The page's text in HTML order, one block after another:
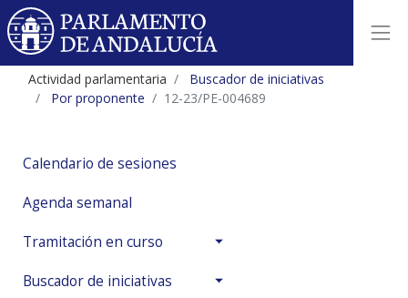
Actividad parlamentaria
Buscador de iniciativas
Por proponente
12-23/PE-004689
Calendario de sesiones
Agenda semanal
Tramitación en curso
Buscador de iniciativas